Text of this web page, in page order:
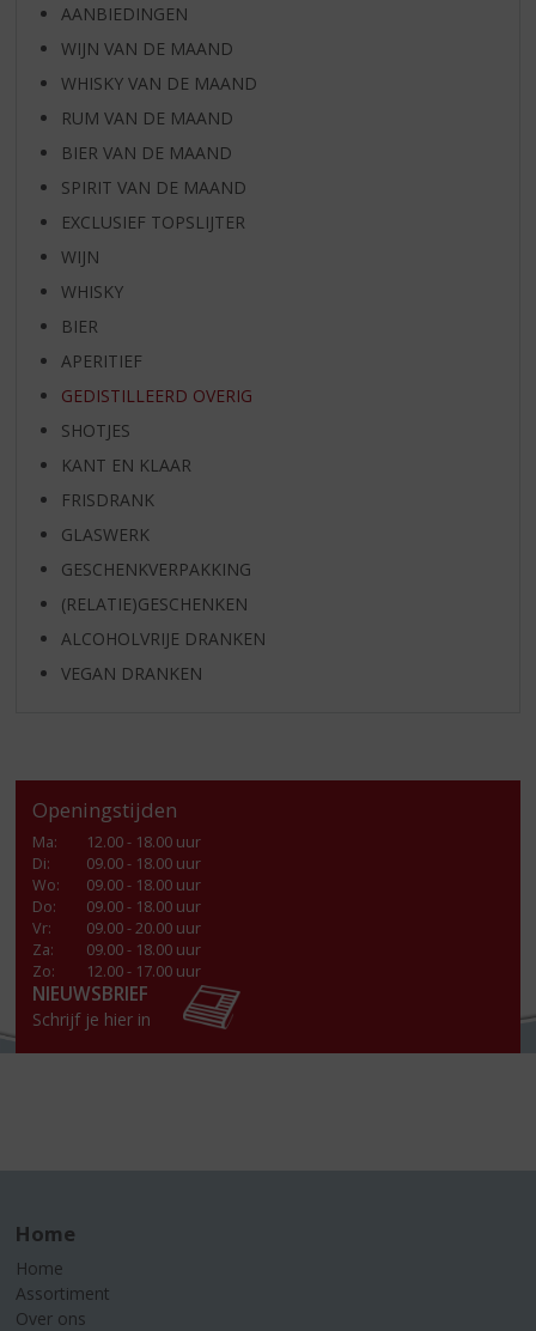
AANBIEDINGEN
WIJN VAN DE MAAND
WHISKY VAN DE MAAND
RUM VAN DE MAAND
BIER VAN DE MAAND
SPIRIT VAN DE MAAND
EXCLUSIEF TOPSLIJTER
WIJN
WHISKY
BIER
APERITIEF
GEDISTILLEERD OVERIG
SHOTJES
KANT EN KLAAR
FRISDRANK
GLASWERK
GESCHENKVERPAKKING
(RELATIE)GESCHENKEN
ALCOHOLVRIJE DRANKEN
VEGAN DRANKEN
Openingstijden
Ma:
12.00 - 18.00 uur
Di:
09.00 - 18.00 uur
Wo:
09.00 - 18.00 uur
Do:
09.00 - 18.00 uur
Vr:
09.00 - 20.00 uur
Za:
09.00 - 18.00 uur
Zo:
12.00 - 17.00 uur
NIEUWSBRIEF
Schrijf je hier in
Home
Home
Assortiment
Over ons